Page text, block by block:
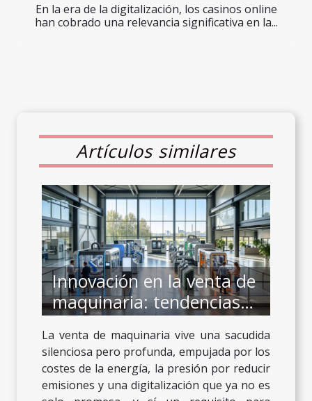
En la era de la digitalización, los casinos online
han cobrado una relevancia significativa en la...
Artículos similares
Innovación en la venta de
maquinaria: tendencias
que están cambiando el
sector
La venta de maquinaria vive una sacudida
silenciosa pero profunda, empujada por los
costes de la energía, la presión por reducir
emisiones y una digitalización que ya no es